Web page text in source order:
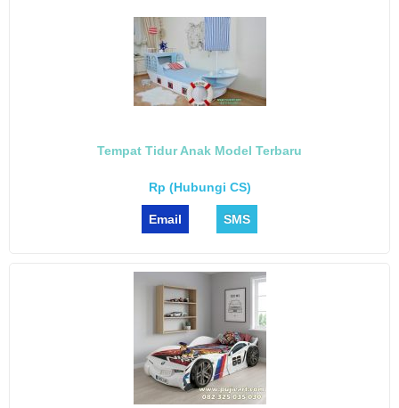
Tempat Tidur Anak Model Terbaru
Rp (Hubungi CS)
Email SMS